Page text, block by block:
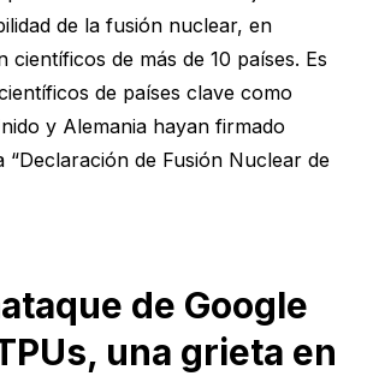
de la fusión nuclear, en
de más de 10 países. Es
de países clave como
y Alemania hayan firmado
“Declaración de Fusión Nuclear de
de Google
una grieta en